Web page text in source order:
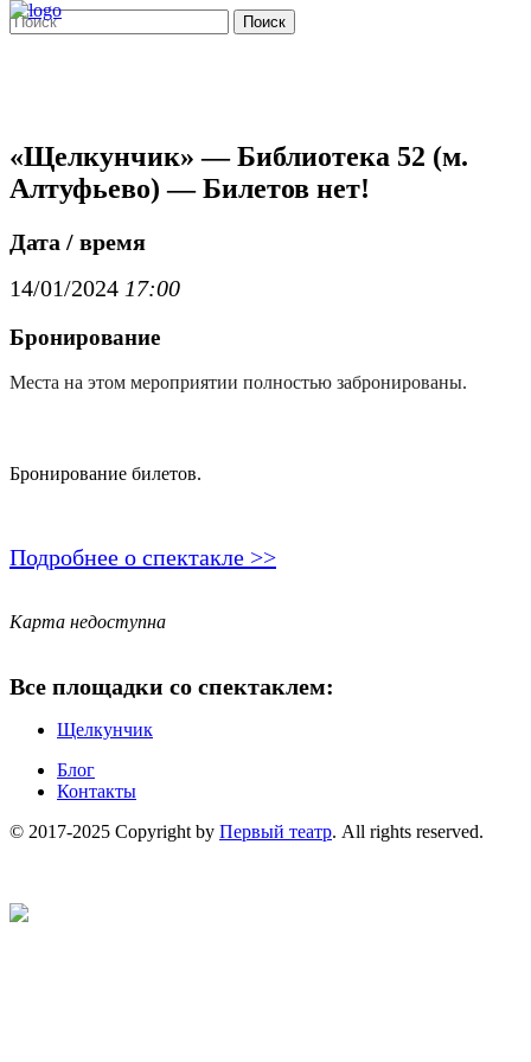
Поиск
«Щелкунчик» — Библиотека 52 (м.
Алтуфьево) — Билетов нет!
Дата / время
14/01/2024 17:00
Бронирование
Места на этом мероприятии полностью забронированы.
Бронирование билетов.
Подробнее о спектакле >>
Карта недоступна
Все площадки со спектаклем:
Щелкунчик
Блог
Контакты
© 2017-2025 Copyright by Первый театр. All rights reserved.